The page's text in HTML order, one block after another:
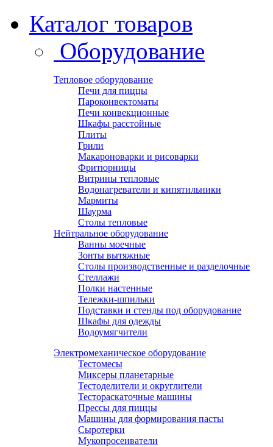
Каталог товаров
Оборудование
Тепловое оборудование
Печи для пиццы
Пароконвектоматы
Печи конвекционные
Шкафы расстойные
Плиты
Грили
Макароноварки и рисоварки
Фритюрницы
Витрины тепловые
Водонагреватели и кипятильники
Мармиты
Шаурма
Столы тепловые
Нейтральное оборудование
Ванны моечные
Зонты вытяжные
Столы производственные и разделочные
Стеллажи
Полки настенные
Тележки-шпильки
Подставки и стенды под оборудование
Шкафы для одежды
Водоумягчители
Электромеханическое оборудование
Тестомесы
Миксеры планетарные
Тестоделители и округлители
Тестораскаточные машины
Прессы для пиццы
Машины для формирования пасты
Сыротерки
Мукопросеиватели